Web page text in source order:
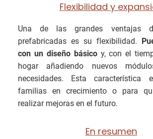
Flexibilidad y
Una de las grandes ventajas
prefabricadas es su flexibilidad.
con un diseño básicoy, con el
hogar añadiendo nuevos
necesidades. Esta característica
familias en crecimiento o para
realizar mejoras en el futuro.
En resumen